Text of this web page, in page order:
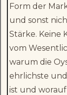
Form der
und sonst
Stärke. Keine
vom
warum die
ehrlichste
ist und